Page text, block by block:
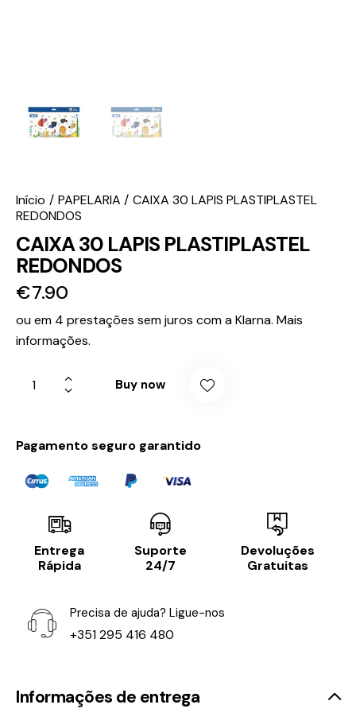
Início PAPELARIA
CAIXA 30 LAPIS PLASTIPLASTEL
REDONDOS
CAIXA 30 LAPIS PLASTIPLASTEL
REDONDOS
€7.90
ou em 4 prestações sem juros com a Klarna. Mais
informações.
Buy now
Pagamento seguro garantido
Entrega
Rápida
Suporte
24/7
Devoluções
Gratuitas
Precisa de ajuda? Ligue-nos
+351 295 416 480
Informações de entrega